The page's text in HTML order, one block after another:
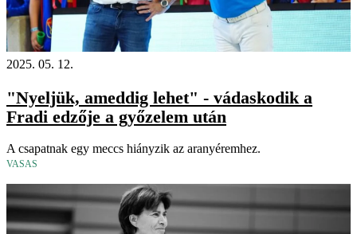
2025. 05. 12.
"Nyeljük, ameddig lehet" - vádaskodik a
Fradi edzője a győzelem után
A csapatnak egy meccs hiányzik az aranyéremhez.
VASAS